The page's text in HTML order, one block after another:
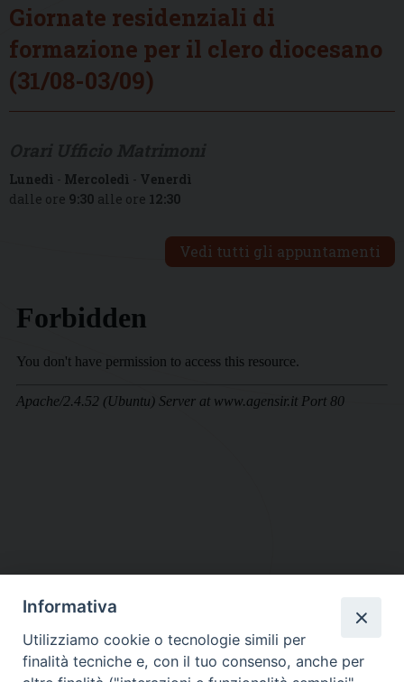
Giornate residenziali di
formazione per il clero diocesano
(31/08-03/09)
Lunedì - Mercoledì - Venerdì
dalle ore 9:30 alle ore 12:30
Vedi tutti gli appuntamenti
DIOCESI SUBURBICARIA DI ALBANO
Contatti:Tel.: 06.93268401 - Fax.: 06.9323844
E-mail:curia@diocesidialbano.it
Informativa
Utilizziamo cookie o tecnologie simili per
finalità tecniche e, con il tuo consenso, anche per